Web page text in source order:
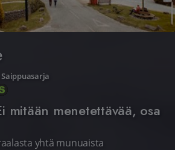
Saippuasarja
mitään menetettävää, osa
yhtä munuaista